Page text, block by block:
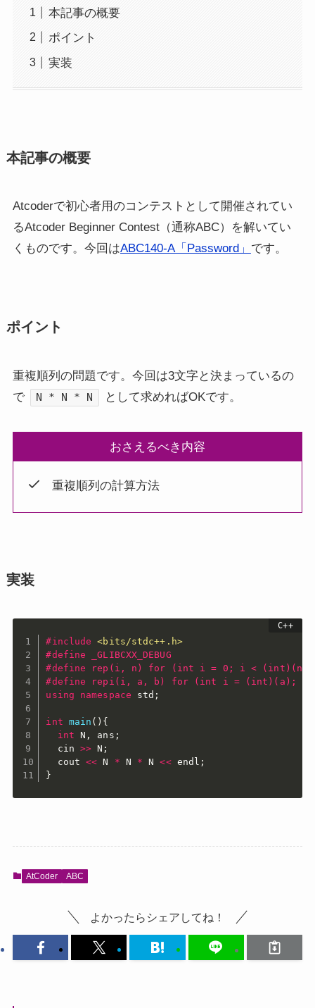
本記事の概要
ポイント
実装
本記事の概要
Atcoderで初心者用のコンテストとして開催されてい
るAtcoder Beginner Contest（通称ABC）を解いてい
くものです。今回はABC140-A「Password」 です。
ポイント
重複順列の問題です。今回は3文字と決まっているの
で
N * N * N として求めればOKです。
おさえるべき内容
重複順列の計算方法
実装
#include
<bits/stdc++.h>
#define _GLIBCXX_DEBUG
#define rep(i, n) for (int i = 0; i < (int)(n);
#define repi(i, a, b) for (int i = (int)(a); i
using
namespace std ;
int main ( ) {
int N , ans ;
  cin
>> N ;
  cout
<< N * N * N << endl ;
}
AtCoder ABC
よかったらシェアしてね！